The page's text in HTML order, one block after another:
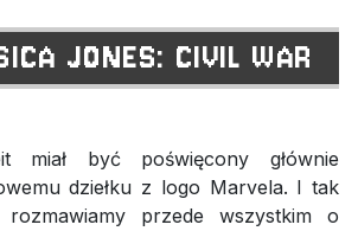
JONES: CIVIL WAR
miał być poświęcony głównie
dziełku z logo Marvela. I tak
przede wszystkim o